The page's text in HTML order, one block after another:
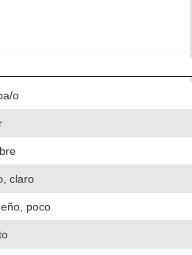
o
claro
poco